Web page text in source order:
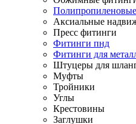
Аксиальные
Пресс фитинги
Фитинги пнд
Фитинги для
Штуцеры для
Муфты
Тройники
Углы
Крестовины
Заглушки